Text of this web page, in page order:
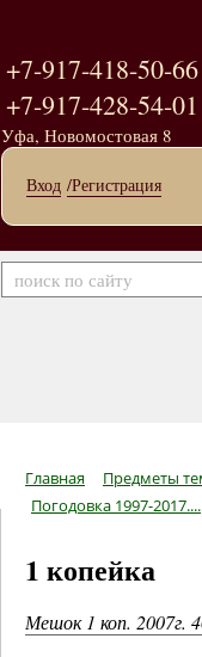
+7-917-418-50-66
+7-917-428-54-01
Уфа, Новомостовая 8
Вход /Регистрация
Главная
Предметы
Погодовка 1997-2017....
1 копейка
Мешок 1 коп.